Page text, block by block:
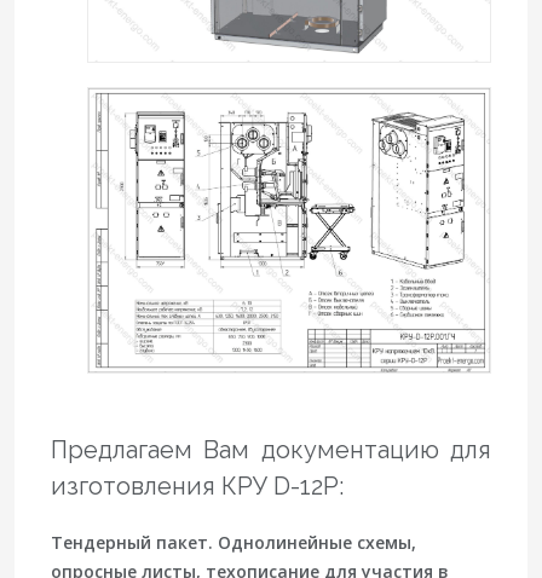
Предлагаем Вам документацию для
изготовления КРУ D-12P:
Тендерный пакет. Однолинейные схемы,
опросные листы, техописание для участия в